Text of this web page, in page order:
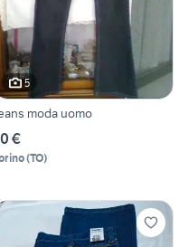
5
moda uomo
€
(TO)